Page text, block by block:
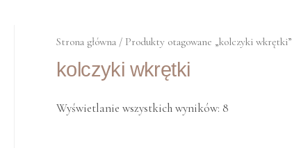
Strona główna / Produkty otagowane „kolczyki wkrętki”
kolczyki wkrętki
Wyświetlanie wszystkich wyników: 8